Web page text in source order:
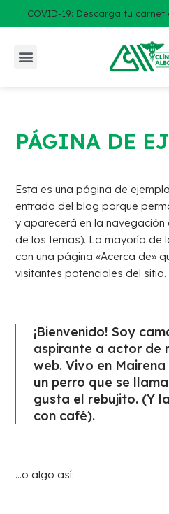
COVID-19: Descarga tu
PÁGINA DE
Esta es una página de
entrada del blog porque
y aparecerá en la navegación
de los temas). La mayoría de
con una página «Acerca de»
visitantes potenciales del
¡Bienvenido! Soy
aspirante a actor de
web. Vivo en
un perro que se
gusta el rebujito. (Y
con café).
…o algo así: